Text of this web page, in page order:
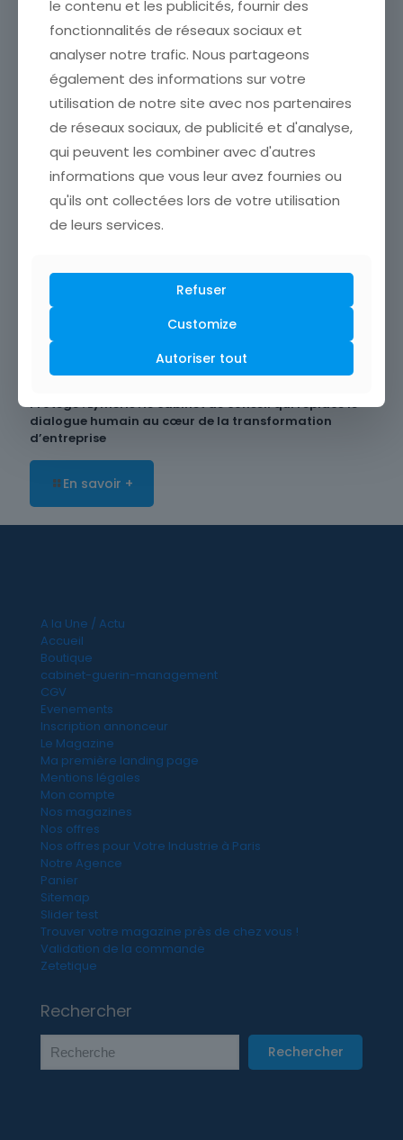
En savoir +
Olympe-IE Consulting : le parcours en intelligence
économique de Céline Clovis, de l’État-major des
Armées à la Risk Map
En savoir +
Protégé : Lymeris : le cabinet de conseil qui replace le
dialogue humain au cœur de la transformation
d’entreprise
En savoir +
A la Une / Actu
Accueil
Boutique
cabinet-guerin-management
CGV
Evenements
Inscription annonceur
Le Magazine
Ma première landing page
Mentions légales
Mon compte
Nos magazines
Nos offres
Nos offres pour Votre Industrie à Paris
Notre Agence
Panier
Sitemap
Slider test
Trouver votre magazine près de chez vous !
Validation de la commande
Zetetique
Rechercher
Rechercher
le contenu et les publicités, fournir des
fonctionnalités de réseaux sociaux et
analyser notre trafic. Nous partageons
également des informations sur votre
utilisation de notre site avec nos partenaires
de réseaux sociaux, de publicité et d'analyse,
qui peuvent les combiner avec d'autres
informations que vous leur avez fournies ou
qu'ils ont collectées lors de votre utilisation
de leurs services.
Refuser
Customize
Autoriser tout